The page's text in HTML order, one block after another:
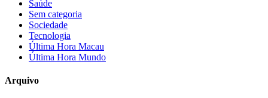
Saúde
Sem categoria
Sociedade
Tecnologia
Última Hora Macau
Última Hora Mundo
Arquivo